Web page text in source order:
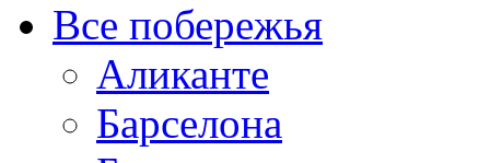
Все побережья
Аликанте
Барселона